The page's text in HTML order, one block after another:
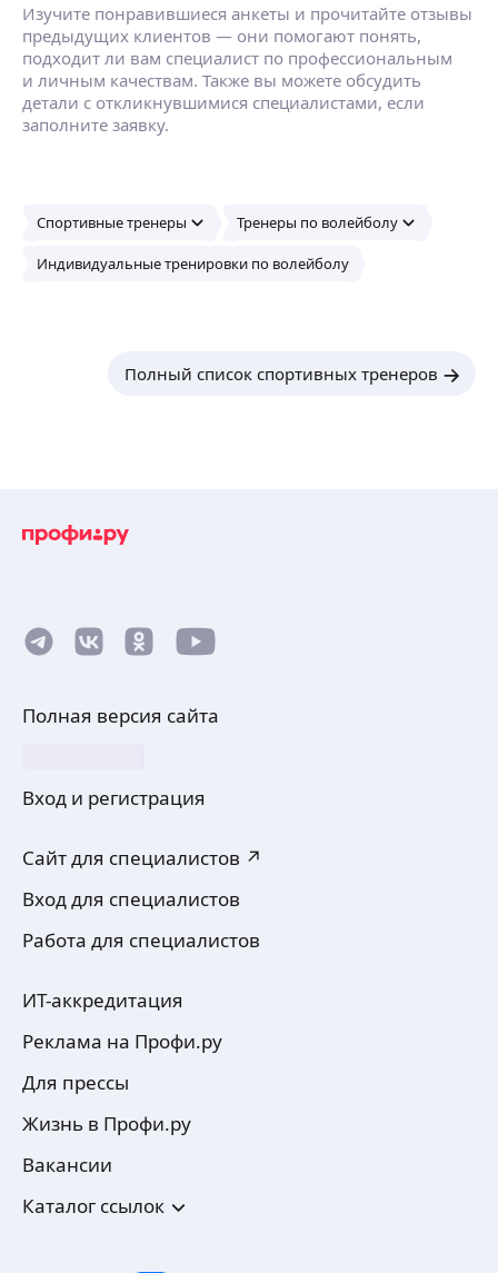
Изучите понравившиеся анкеты и прочитайте отзывы
предыдущих клиентов — они помогают понять,
подходит ли вам специалист по профессиональным
и личным качествам. Также вы можете обсудить
детали с откликнувшимися специалистами, если
заполните заявку.
Спортивные тренеры Тренеры по волейболу
Индивидуальные тренировки по волейболу
Полный список спортивных тренеров
Полная версия сайта
Вход и регистрация
Сайт для специалистов ↗
Вход для специалистов
Работа для специалистов
ИТ-аккредитация
Реклама на Профи.ру
Для прессы
Жизнь в Профи.ру
Вакансии
Каталог ссылок